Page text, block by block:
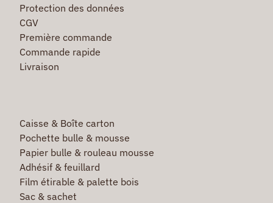
Protection des données
CGV
Première commande
Commande rapide
Livraison
Caisse & Boîte carton
Pochette bulle & mousse
Papier bulle & rouleau mousse
Adhésif & feuillard
Film étirable & palette bois
Sac & sachet